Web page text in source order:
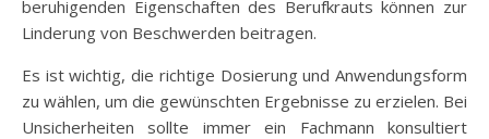
beruhigenden Eigenschaften des Berufkrauts können zur
Linderung von Beschwerden beitragen.
Es ist wichtig, die richtige Dosierung und Anwendungsform
zu wählen, um die gewünschten Ergebnisse zu erzielen. Bei
Unsicherheiten sollte immer ein Fachmann konsultiert